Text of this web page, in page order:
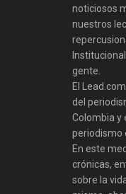
noticiosos
nuestros
gente.
El
del
Colombia y
periodismo
En este
crónicas,
sobre la